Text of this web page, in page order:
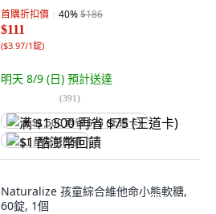
首購折扣價 40%$186
$111
($3.97/1錠)
明天 8/9 (日) 預計送達
(391)
满 $1,500 再省 $75 (王道卡)
$1 酷澎幣回饋
Naturalize 孩童綜合維他命小熊軟糖,
60錠, 1個